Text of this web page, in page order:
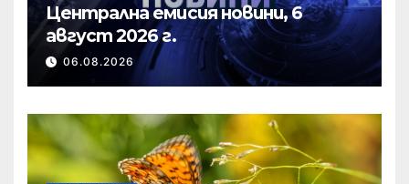
Централна емисия новини, 6
август 2026 г.
06.08.2026